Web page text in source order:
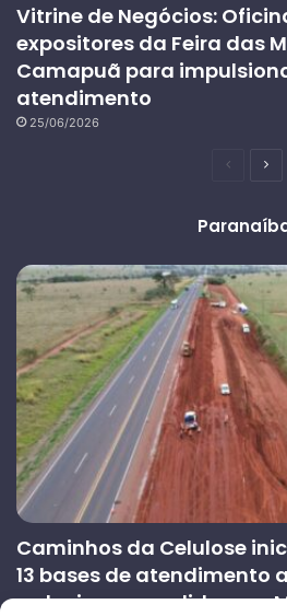
Vitrine de Negócios:
expositores da Feira das
Camapuã para
atendimento
25/06/2026
Página
Caminhos da Celulose
13 bases de atendimento
rodovias concedidas em